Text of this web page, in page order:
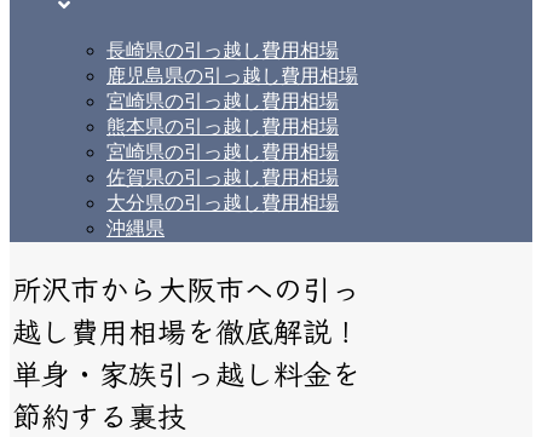
長崎県の引っ越し費用相場
鹿児島県の引っ越し費用相場
宮崎県の引っ越し費用相場
熊本県の引っ越し費用相場
宮崎県の引っ越し費用相場
佐賀県の引っ越し費用相場
大分県の引っ越し費用相場
沖縄県
所沢市から大阪市への引っ
越し費用相場を徹底解説！
単身・家族引っ越し料金を
節約する裏技